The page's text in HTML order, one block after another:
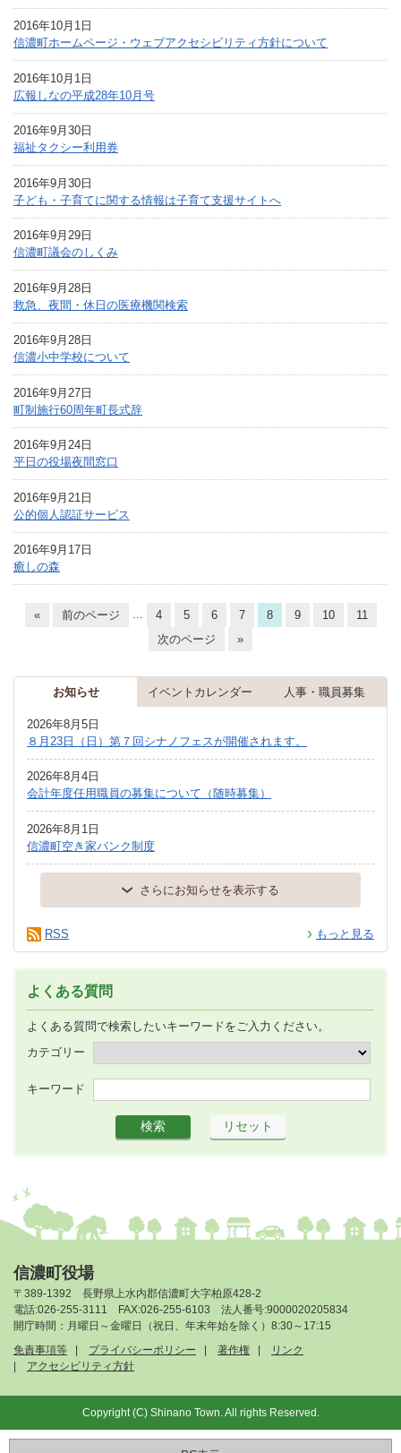
2016年10月1日
信濃町ホームページ・ウェブアクセシビリティ方針について
2016年10月1日
広報しなの平成28年10月号
2016年9月30日
福祉タクシー利用券
2016年9月30日
子ども・子育てに関する情報は子育て支援サイトへ
2016年9月29日
信濃町議会のしくみ
2016年9月28日
救急、夜間・休日の医療機関検索
2016年9月28日
信濃小中学校について
2016年9月27日
町制施行60周年町長式辞
2016年9月24日
平日の役場夜間窓口
2016年9月21日
公的個人認証サービス
2016年9月17日
癒しの森
« 前のページ 4 5 6 7 8 9 10
11
次のページ
»
お知らせ イベントカレンダー 人事・職員募集
2026年8月5日
８月23日（日）第７回シナノフェスが開催されます。
2026年8月4日
会計年度任用職員の募集について（随時募集）
2026年8月1日
信濃町空き家バンク制度
さらにお知らせを表示する
もっと見る
RSS
よくある質問
よくある質問で検索したいキーワードをご入力ください。
カテゴリー
キーワード
信濃町役場
〒389-1392 長野県上水内郡信濃町大字柏原428-2
電話:026-255-3111 FAX:026-255-6103 法人番号:9000020205834
開庁時間：月曜日～金曜日（祝日、年末年始を除く）8:30～17:15
免責事項等
プライバシーポリシー 著作権
リンク
アクセシビリティ方針
Copyright (C) Shinano Town. All rights Reserved.